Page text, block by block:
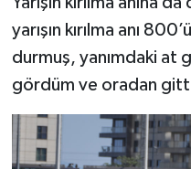
yarışın kırılma anı
durmuş, yanımdaki at
gördüm ve oradan